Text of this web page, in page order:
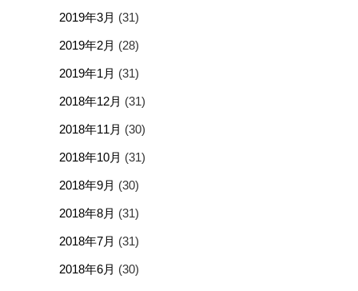
2019年3月 (31)
2019年2月 (28)
2019年1月 (31)
2018年12月 (31)
2018年11月 (30)
2018年10月 (31)
2018年9月 (30)
2018年8月 (31)
2018年7月 (31)
2018年6月 (30)